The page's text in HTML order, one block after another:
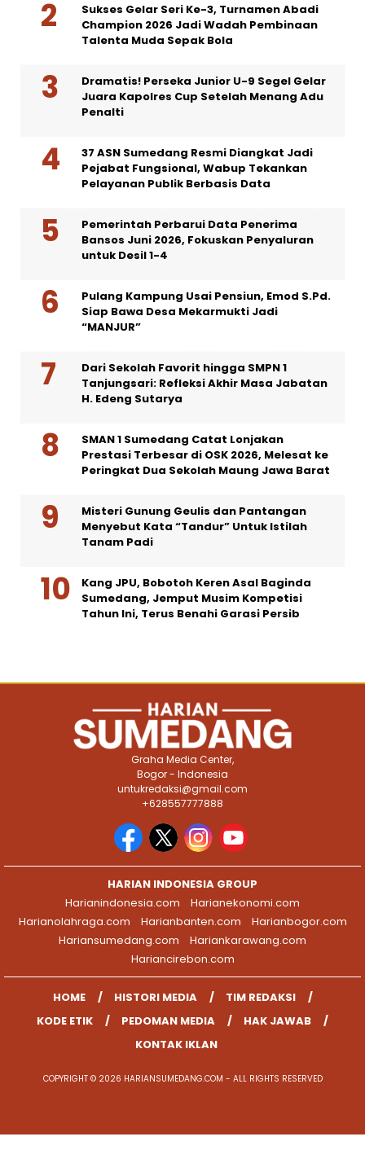
Sukses Gelar Seri Ke-3, Turnamen Abadi
Champion 2026 Jadi Wadah Pembinaan
Talenta Muda Sepak Bola
Dramatis! Perseka Junior U-9 Segel Gelar
Juara Kapolres Cup Setelah Menang Adu
Penalti
37 ASN Sumedang Resmi Diangkat Jadi
Pejabat Fungsional, Wabup Tekankan
Pelayanan Publik Berbasis Data
Pemerintah Perbarui Data Penerima
Bansos Juni 2026, Fokuskan Penyaluran
untuk Desil 1-4
Pulang Kampung Usai Pensiun, Emod S.Pd.
Siap Bawa Desa Mekarmukti Jadi
“MANJUR”
Dari Sekolah Favorit hingga SMPN 1
Tanjungsari: Refleksi Akhir Masa Jabatan
H. Edeng Sutarya
SMAN 1 Sumedang Catat Lonjakan
Prestasi Terbesar di OSK 2026, Melesat ke
Peringkat Dua Sekolah Maung Jawa Barat
Misteri Gunung Geulis dan Pantangan
Menyebut Kata “Tandur” Untuk Istilah
Tanam Padi
Kang JPU, Bobotoh Keren Asal Baginda
Sumedang, Jemput Musim Kompetisi
Tahun Ini, Terus Benahi Garasi Persib
Graha Media Center,
Bogor - Indonesia
untukredaksi@gmail.com
+628557777888
HARIAN INDONESIA GROUP
Harianindonesia.com
Harianekonomi.com
Harianolahraga.com
Harianbanten.com
Harianbogor.com
Hariansumedang.com
Hariankarawang.com
Hariancirebon.com
HOME HISTORI MEDIA
TIM REDAKSI
KODE ETIK
PEDOMAN MEDIA
HAK JAWAB
KONTAK IKLAN
COPYRIGHT © 2026 HARIANSUMEDANG.COM - ALL RIGHTS RESERVED